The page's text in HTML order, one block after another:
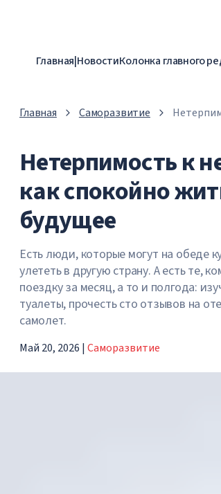
Главная|НовостиКолонка главного
Главная Саморазвитие
Нетерпимость к
как спокойно
будущее
Есть люди, которые могут на обеде
улететь в другую страну. А есть те,
поездку за месяц, а то и полгода:
туалеты, прочесть сто отзывов на
самолет.
Май 20, 2026 | Саморазвитие